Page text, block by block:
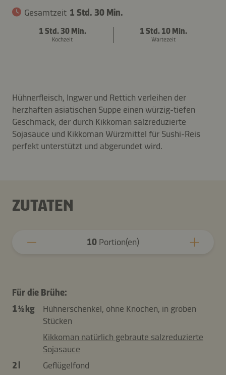
Gesamtzeit 1 Std. 30 Min.
1 Std. 30 Min.
Kochzeit
1 Std. 10 Min.
Wartezeit
Hühnerfleisch, Ingwer und Rettich verleihen der
herzhaften asiatischen Suppe einen würzig-tiefen
Geschmack, der durch Kikkoman salzreduzierte
Sojasauce und Kikkoman Würzmittel für Sushi-Reis
perfekt unterstützt und abgerundet wird.
ZUTATEN
10 Portion(en)
Für die Brühe:
1 ½ kg
Hühnerschenkel, ohne Knochen, in groben
Stücken
Kikkoman natürlich gebraute salzreduzierte
Sojasauce
2 l
Geflügelfond